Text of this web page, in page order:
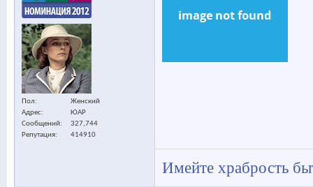
Пол
Женский
Адрес
ЮАР
Сообщений
327,744
Репутация
414910
Имейте храбрость